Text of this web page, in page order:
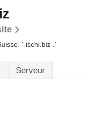
'-ischi.biz-.'
Serveur